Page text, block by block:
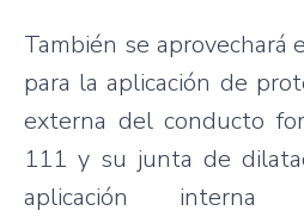
También se aprovechará
para la aplicación de
externa del conducto
111 y su junta de
aplicación interna